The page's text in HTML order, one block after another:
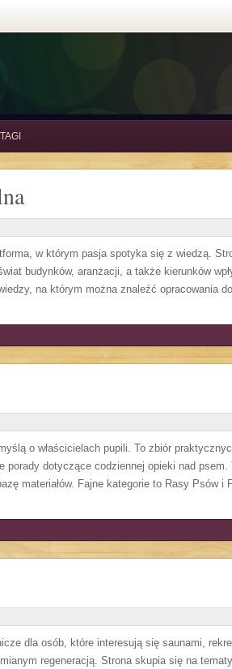
TAGI
w którym pasja spotyka się z wiedzą.
budynków, aranżacji, a także kierunków
na którym można znaleźć opracowania
o właścicielach pupili. To zbiór
dotyczące codziennej opieki nad psem.
materiałów. Fajne kategorie to Rasy Psów i
dla osób, które interesują się saunami,
regeneracją. Strona skupia się na